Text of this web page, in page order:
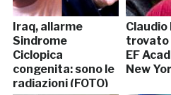
Iraq, allarme
Sindrome
Ciclopica
congenita: sono le
radiazioni (FOTO)
Claudio
trovato
EF
New